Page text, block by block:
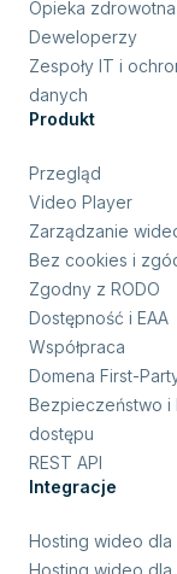
Opieka zdrowotna
Deweloperzy
Zespoły IT i
danych
Produkt
Przegląd
Video Player
Zarządzanie
Bez cookies i
Zgodny z RODO
Dostępność i EAA
Współpraca
Domena First-
Bezpieczeństwo i
dostępu
REST API
Integracje
Hosting wideo dla
Hosting wideo dla